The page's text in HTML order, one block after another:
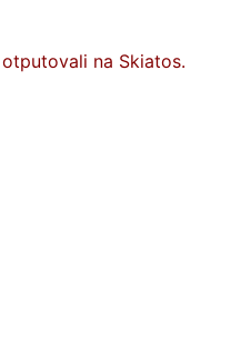
na Skiatos.